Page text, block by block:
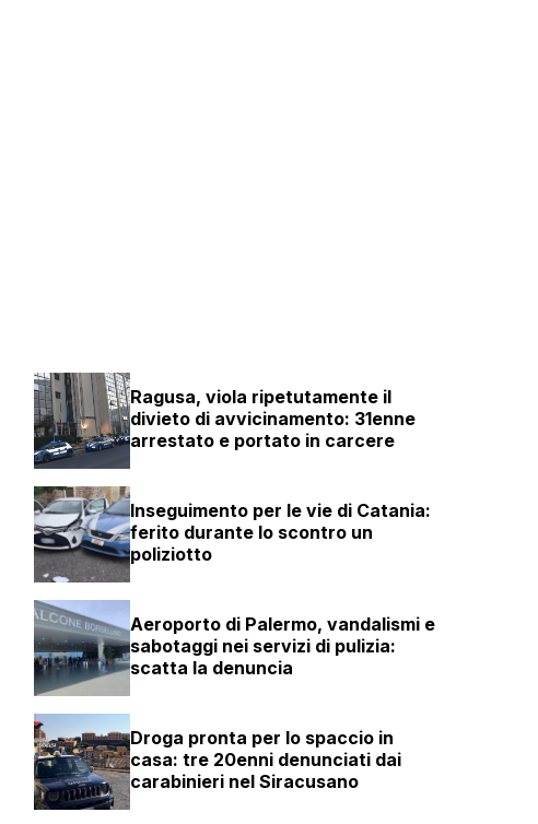
Ragusa, viola ripetutamente il
divieto di avvicinamento: 31enne
arrestato e portato in carcere
Inseguimento per le vie di Catania:
ferito durante lo scontro un
poliziotto
Aeroporto di Palermo, vandalismi e
sabotaggi nei servizi di pulizia:
scatta la denuncia
Droga pronta per lo spaccio in
casa: tre 20enni denunciati dai
carabinieri nel Siracusano